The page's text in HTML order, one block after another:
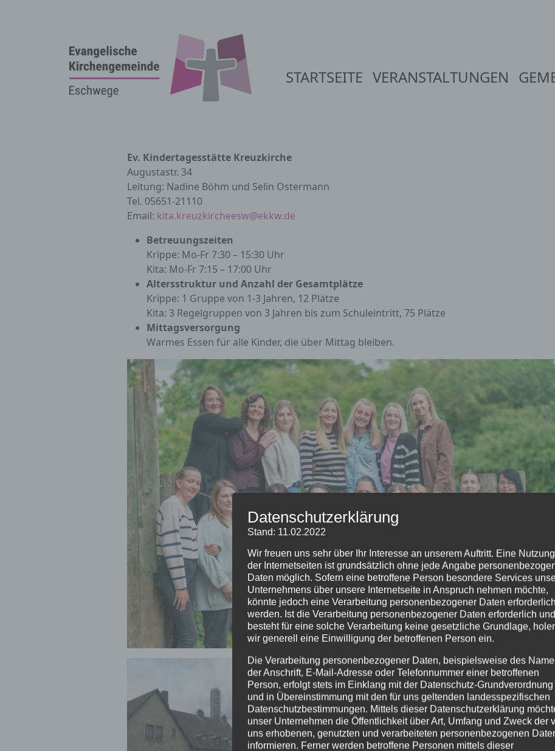
STARTSEITE VERANSTALTUNGEN
Ev. Kindertagesstätte Kreuzkirche
Augustastr. 34
Leitung: Nadine Böhm und Selin Ostermann
Tel. 05651-21110
Email: kita.kreuzkircheesw@ekkw.de
Betreuungszeiten
Krippe: Mo-Fr 7:30 – 15:30 Uhr
Kita: Mo-Fr 7:15 – 17:00 Uhr
Altersstruktur und Anzahl der Gesamtplätze
Krippe: 1 Gruppe von 1-3 Jahren, 12 Plätze
Kita: 3 Regelgruppen von 3 Jahren bis zum Schuleintritt, 75 Plätze
Mittagsversorgung
Warmes Essen für alle Kinder, die über Mittag bleiben.
Datenschutzerklärung
Stand: 11.02.2022
Wir freuen uns sehr über Ihr Interesse an unserem Auftritt. Eine Nutzung
der Internetseiten ist grundsätzlich ohne jede Angabe
Daten möglich. Sofern eine betroffene Person besondere Services
Unternehmens über unsere Internetseite in Anspruch nehmen möchte,
könnte jedoch eine Verarbeitung personenbezogener Daten erforderlich
werden. Ist die Verarbeitung personenbezogener Daten erforderlich und
besteht für eine solche Verarbeitung keine gesetzliche Grundlage,
wir generell eine Einwilligung der betroffenen Person ein.
Die Verarbeitung personenbezogener Daten, beispielsweise des
der Anschrift, E-Mail-Adresse oder Telefonnummer einer betroffenen
Person, erfolgt stets im Einklang mit der Datenschutz-Grundverordnung
und in Übereinstimmung mit den für uns geltenden landesspezifischen
Datenschutzbestimmungen. Mittels dieser Datenschutzerklärung
unser Unternehmen die Öffentlichkeit über Art, Umfang und Zweck der
uns erhobenen, genutzten und verarbeiteten personenbezogenen
informieren. Ferner werden betroffene Personen mittels dieser